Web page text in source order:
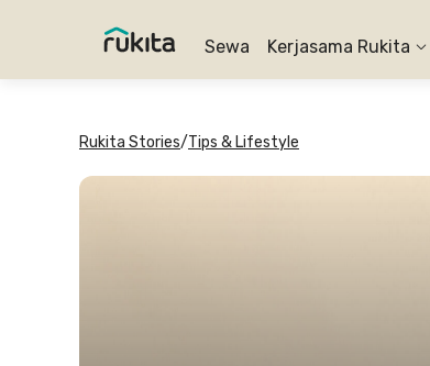
Sewa Kerjasama Rukita
Rukita Stories/Tips & Lifestyle